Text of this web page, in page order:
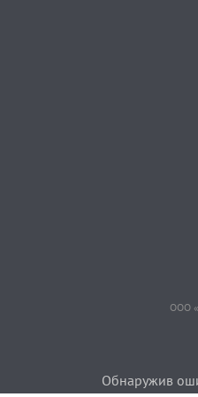
ООО
Обнаружив